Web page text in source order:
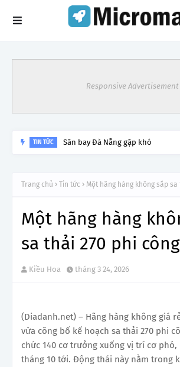
Responsive Advertisement
TIN TỨC Sân bay Đà Nẵng gặp khó
Trang chủ Tin tức Một hãng hàng không sắp sa
Một hãng hàng
sa thải 270 phi công
Kiều Hoa tháng 3 24, 2026
(Diadanh.net) – Hãng hàng không giá
vừa công bố kế hoạch sa thải 270 phi
chức 140 cơ trưởng xuống vị trí cơ
tháng 10 tới. Động thái này nằm trong